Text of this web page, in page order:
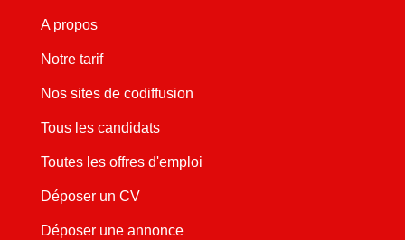
A propos
Notre tarif
Nos sites de codiffusion
Tous les candidats
Toutes les offres d'emploi
Déposer un CV
Déposer une annonce